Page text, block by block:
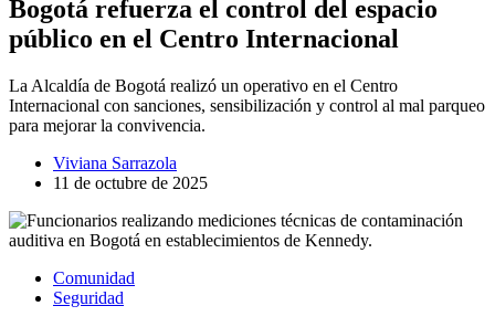
Bogotá refuerza el control del espacio
público en el Centro Internacional
La Alcaldía de Bogotá realizó un operativo en el Centro
Internacional con sanciones, sensibilización y control al mal parqueo
para mejorar la convivencia.
Viviana Sarrazola
11 de octubre de 2025
Comunidad
Seguridad